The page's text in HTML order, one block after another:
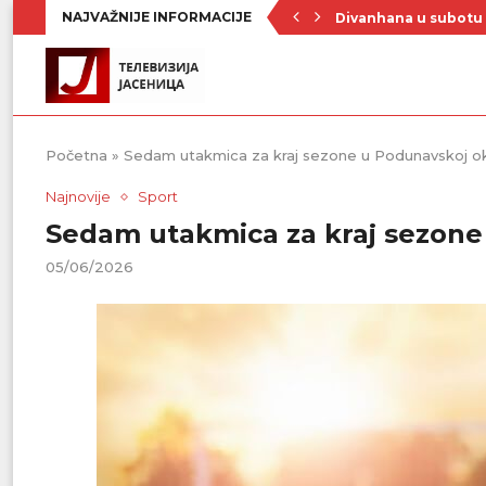
NAJVAŽNIJE INFORMACIJE Divanhana u
Početna » Sedam utakmica za kraj sezone u Podunavskoj
Najnovije Sport
Sedam utakmica za kraj
05/06/2026